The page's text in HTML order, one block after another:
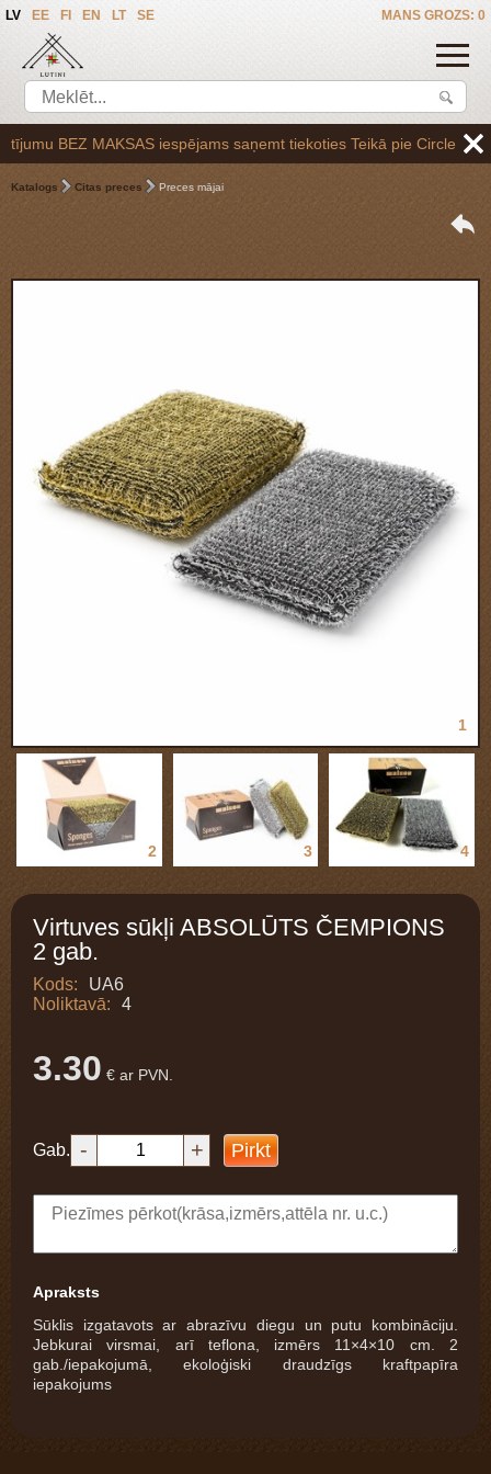
MANS GROZS: 0
LV EE FI EN LT SE
BEZ MAKSAS iespējams saņemt tiekoties Teikā pie Circle K
Katalogs Citas preces Preces mājai
1
2 3 4
Virtuves sūkļi ABSOLŪTS ČEMPIONS
2 gab.
Kods:
UA6
Noliktavā:
4
3.30 € ar PVN.
Gab. - + Pirkt
Apraksts
Sūklis izgatavots ar abrazīvu diegu un putu kombināciju.
Jebkurai virsmai, arī teflona, izmērs 11×4×10 cm. 2
gab./iepakojumā, ekoloģiski draudzīgs kraftpapīra
iepakojums